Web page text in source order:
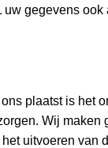
uw gegevens
plaatst is het
Wij maken
uitvoeren van